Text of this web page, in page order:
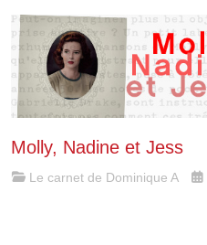
Molly, Nadine et Jess
Le carnet de Dominique A